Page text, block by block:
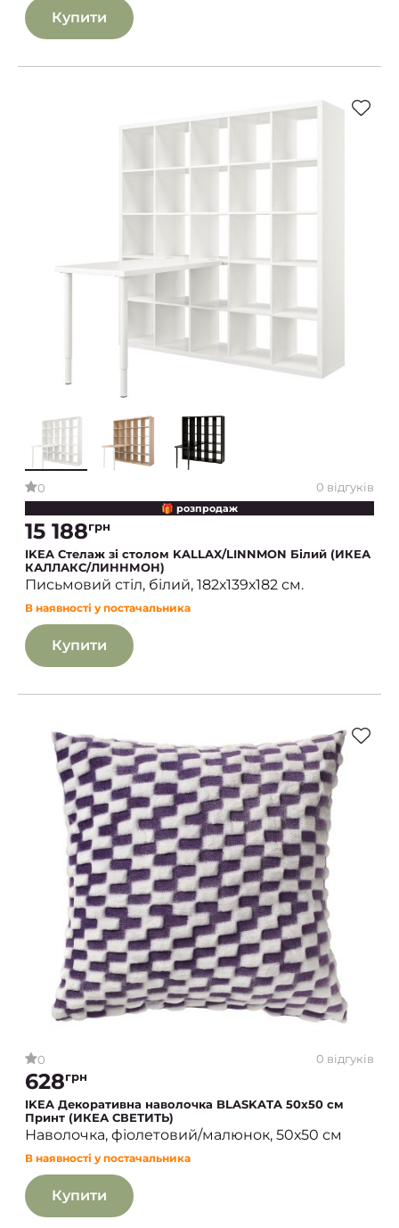
Купити
0 0 відгуків
🎁 розпродаж
15 188грн
IKEA Стелаж зі столом KALLAX/LINNMON Білий (ИКЕА
КАЛЛАКС/ЛИННМОН)
Письмовий стіл, білий, 182х139х182 см.
В наявності у постачальника
Купити
0 0 відгуків
628грн
IKEA Декоративна наволочка BLASKATA 50х50 см
Принт (ИКЕА СВЕТИТЬ)
Наволочка, фіолетовий/малюнок, 50х50 см
В наявності у постачальника
Купити